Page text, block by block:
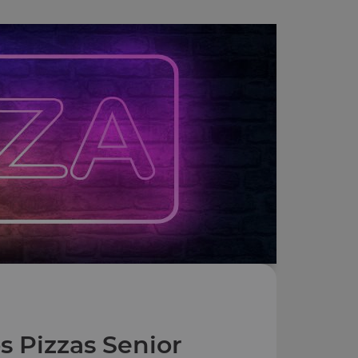
Pizzas Senior